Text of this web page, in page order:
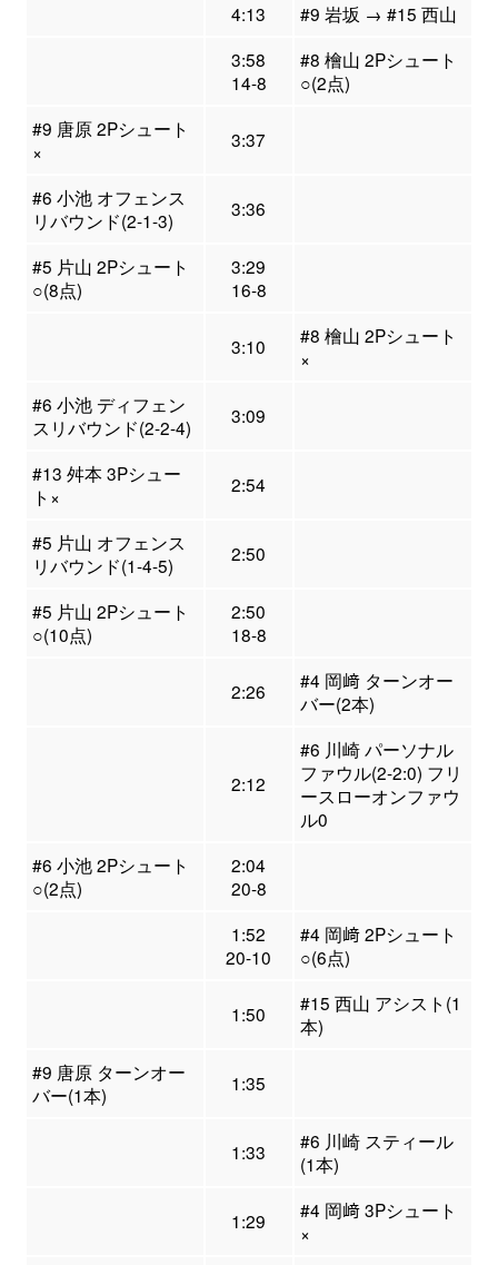
4:13
#9 岩坂 → #15 西山
3:58
14-8
#8 檜山 2Pシュート
○(2点)
#9 唐原 2Pシュート
×
3:37
#6 小池 オフェンス
リバウンド(2-1-3)
3:36
#5 片山 2Pシュート
○(8点)
3:29
16-8
3:10
#8 檜山 2Pシュート
×
#6 小池 ディフェン
スリバウンド(2-2-4)
3:09
#13 舛本 3Pシュー
ト×
2:54
#5 片山 オフェンス
リバウンド(1-4-5)
2:50
#5 片山 2Pシュート
○(10点)
2:50
18-8
2:26
#4 岡﨑 ターンオー
バー(2本)
2:12
#6 川崎 パーソナル
ファウル(2-2:0) フリ
ースローオンファウ
ル0
#6 小池 2Pシュート
○(2点)
2:04
20-8
1:52
20-10
#4 岡﨑 2Pシュート
○(6点)
1:50
#15 西山 アシスト(1
本)
#9 唐原 ターンオー
バー(1本)
1:35
1:33
#6 川崎 スティール
(1本)
1:29
#4 岡﨑 3Pシュート
×